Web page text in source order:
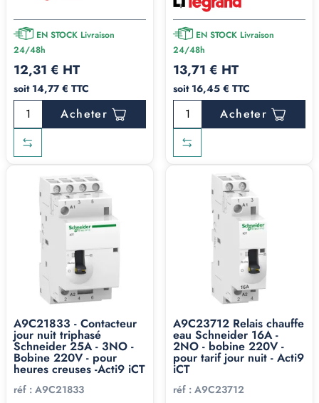
EN STOCK Livraison
24/48h
12,31 € HT
soit 14,77 € TTC
Acheter
EN STOCK Livraison
24/48h
13,71 € HT
soit 16,45 € TTC
Acheter
A9C21833 - Contacteur
jour nuit triphasé
Schneider 25A - 3NO -
Bobine 220V - pour
heures creuses -Acti9 iCT
réf : A9C21833
A9C23712 Relais chauffe
eau Schneider 16A -
2NO - bobine 220V -
pour tarif jour nuit - Acti9
iCT
réf : A9C23712